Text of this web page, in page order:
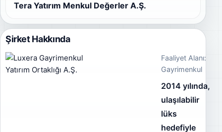
Tera Yatırım Menkul Değerler A.Ş.
Şirket Hakkında
Faaliyet Alanı:
Gayrimenkul
2014 yılında,
ulaşılabilir
lüks
hedefiyle